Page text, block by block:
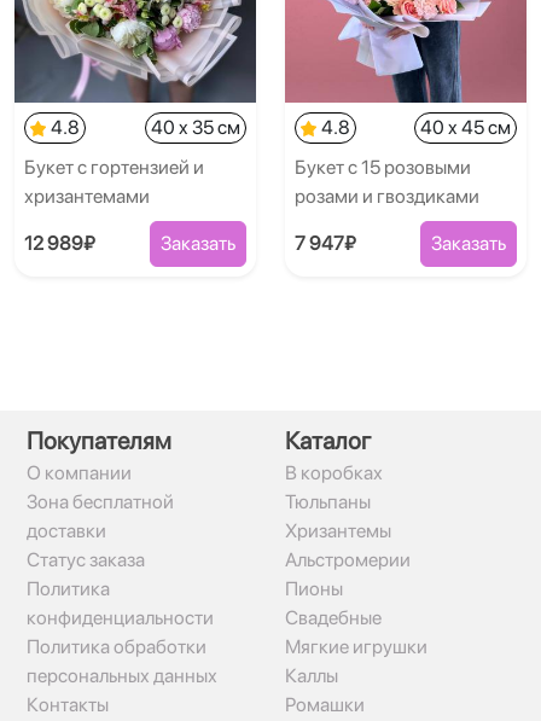
4.8
40 x 35 см
Букет с гортензией и
хризантемами
12 989₽ Заказать
4.8
40 x 45 см
Букет с 15 розовыми
розами и гвоздиками
7 947₽ Заказать
Покупателям
О компании
Зона бесплатной
доставки
Статус заказа
Политика
конфиденциальности
Политика обработки
персональных данных
Контакты
Каталог
В коробках
Тюльпаны
Хризантемы
Альстромерии
Пионы
Свадебные
Мягкие игрушки
Каллы
Ромашки